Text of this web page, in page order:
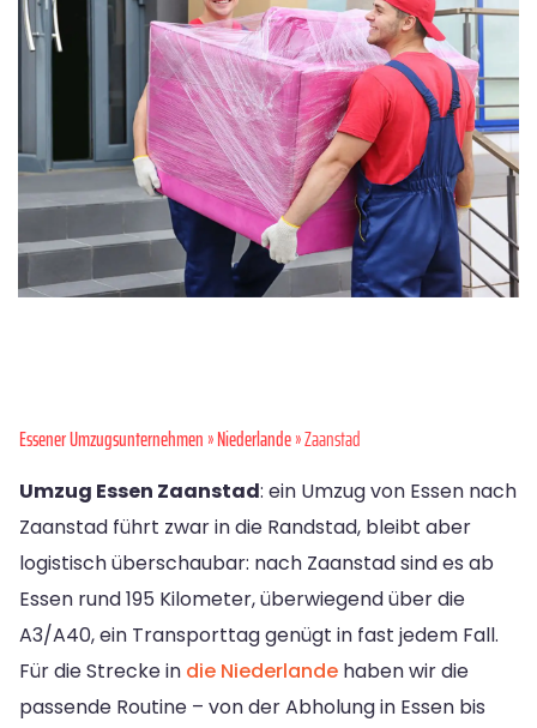
Essener Umzugsunternehmen»Niederlande» Zaanstad
Umzug Essen Zaanstad: ein Umzug von Essen nach
Zaanstad führt zwar in die Randstad, bleibt aber
logistisch überschaubar: nach Zaanstad sind es ab
Essen rund 195 Kilometer, überwiegend über die
A3/A40, ein Transporttag genügt in fast jedem Fall.
Für die Strecke in die Niederlande haben wir die
passende Routine – von der Abholung in Essen bis